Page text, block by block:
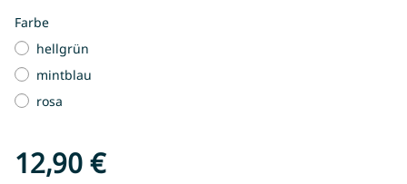
Farbe
hellgrün
mintblau
rosa
12,90 €